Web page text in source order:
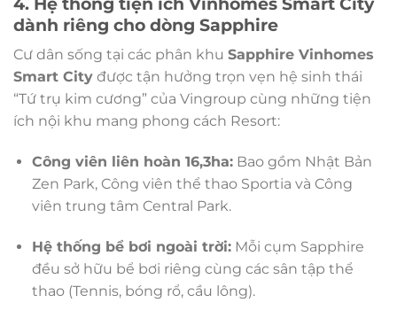
dành riêng cho dòng Sapphire
Cư dân sống tại các phân khu Sapphire Vinhomes
Smart City được tận hưởng trọn vẹn hệ sinh thái
“Tứ trụ kim cương” của Vingroup cùng những tiện
ích nội khu mang phong cách Resort:
Công viên liên hoàn 16,3ha:Bao gồm Nhật Bản
Zen Park, Công viên thể thao Sportia và Công
viên trung tâm Central Park.
Hệ thống bể bơi ngoài trời:Mỗi cụm Sapphire
đều sở hữu bể bơi riêng cùng các sân tập thể
thao (Tennis, bóng rổ, cầu lông).